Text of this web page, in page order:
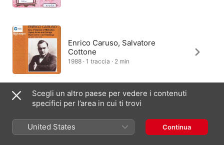
Enrico Caruso, Salvatore
Cottone
1988 · 1 traccia · 2 min
Enrico Caruso, Salvatore
Cottone
1988 · 1 traccia · 2 min
Scegli un altro paese per vedere i contenuti
specifici per l’area in cui ti trovi
United States Continua